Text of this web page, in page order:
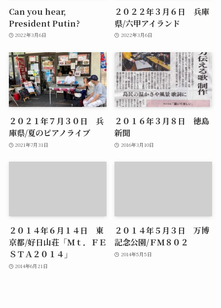
Can you hear,
President Putin?
2022年3月6日
２０２２年３月６日 兵庫
県/六甲アイランド
2022年3月6日
２０２１年７月３０日 兵
庫県/夏のピアノライブ
2021年7月31日
２０１６年３月８日 徳島
新聞
2016年3月10日
２０１４年６月１４日 東
京都/好日山荘「Ｍｔ．ＦＥ
ＳＴＡ２０１４」
2014年6月21日
２０１４年５月３日 万博
記念公園/ＦＭ８０２
2014年5月5日